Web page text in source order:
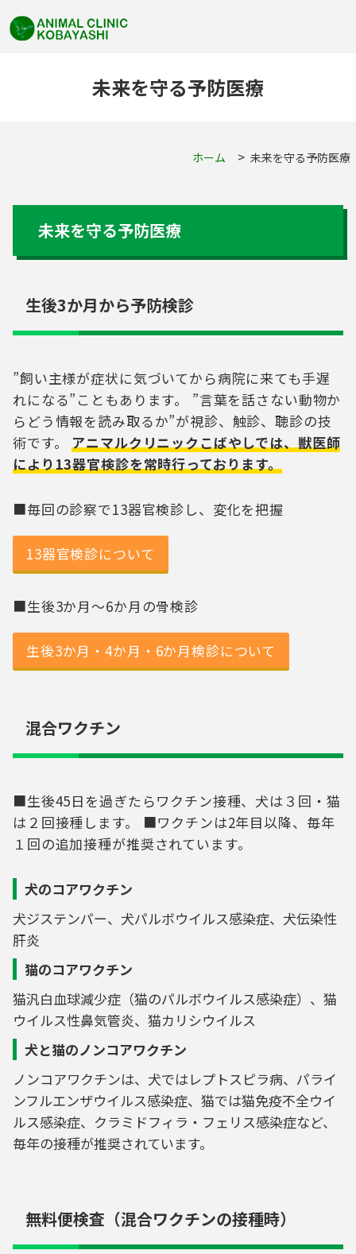
未来を守る予防医療
ホーム 未来を守る予防医療
未来を守る予防医療
生後3か月から予防検診
”飼い主様が症状に気づいてから病院に来ても手遅
れになる”こともあります。 ”言葉を話さない動物か
らどう情報を読み取るか”が視診、触診、聴診の技
術です。アニマルクリニックこばやしでは、獣医師
により13器官検診を常時行っております。
■毎回の診察で13器官検診し、変化を把握
13器官検診について
■生後3か月～6か月の骨検診
生後3か月・4か月・6か月検診について
混合ワクチン
■生後45日を過ぎたらワクチン接種、犬は３回・猫
は２回接種します。 ■ワクチンは2年目以降、毎年
１回の追加接種が推奨されています。
犬のコアワクチン
犬ジステンパー、犬パルボウイルス感染症、犬伝染性
肝炎
猫のコアワクチン
猫汎白血球減少症（猫のパルボウイルス感染症）、猫
ウイルス性鼻気管炎、猫カリシウイルス
犬と猫のノンコアワクチン
ノンコアワクチンは、犬ではレプトスピラ病、パライ
ンフルエンザウイルス感染症、猫では猫免疫不全ウイ
ルス感染症、クラミドフィラ・フェリス感染症など、
毎年の接種が推奨されています。
無料便検査（混合ワクチンの接種時）